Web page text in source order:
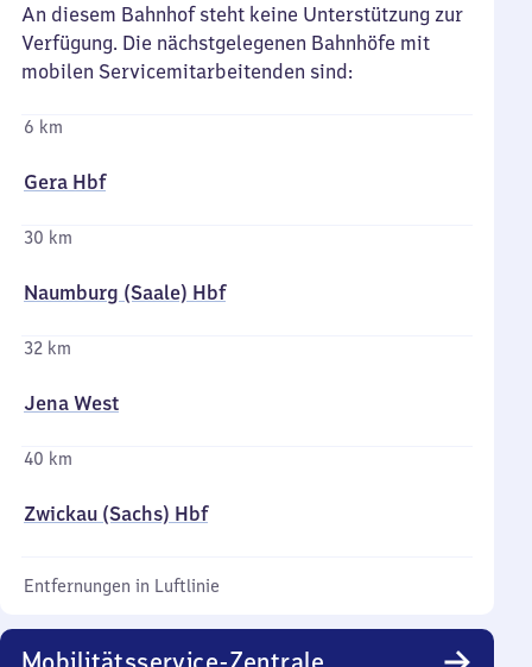
An diesem Bahnhof steht keine Unterstützung zur
Verfügung. Die nächstgelegenen Bahnhöfe mit
mobilen Servicemitarbeitenden sind:
6 km
Gera Hbf
30 km
Naumburg (Saale) Hbf
32 km
Jena West
40 km
Zwickau (Sachs) Hbf
Entfernungen in Luftlinie